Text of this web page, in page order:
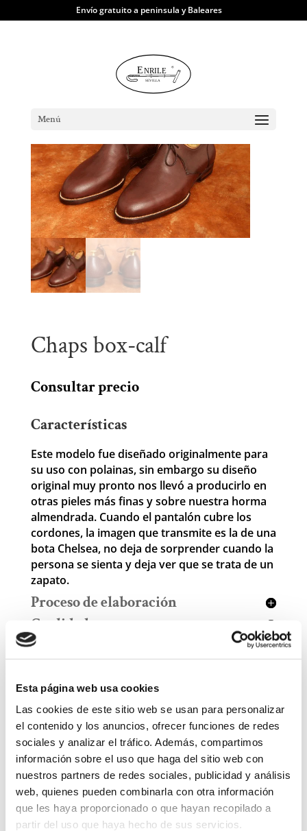
Esta página web usa cookies
Las cookies de este sitio web se usan para personalizar
el contenido y los anuncios, ofrecer funciones de redes
sociales y analizar el tráfico. Además, compartimos
información sobre el uso que haga del sitio web con
nuestros partners de redes sociales, publicidad y análisis
web, quienes pueden combinarla con otra información
que les haya proporcionado o que hayan recopilado a
partir del uso que haya hecho de sus servicios.
Envío gratuito a peninsula y Baleares
Menú
Chaps box-calf
Consultar precio
Características
Este modelo fue diseñado originalmente para
su uso con polainas, sin embargo su diseño
original muy pronto nos llevó a producirlo en
otras pieles más finas y sobre nuestra horma
almendrada. Cuando el pantalón cubre los
cordones, la imagen que transmite es la de una
bota Chelsea, no deja de sorprender cuando la
persona se sienta y deja ver que se trata de un
zapato.
Proceso de elaboración
Cualidades
¡Consúltanos cualquier
detalle!